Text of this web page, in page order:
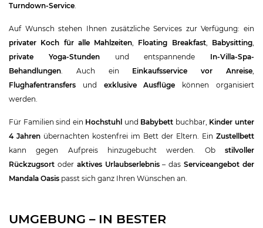
Turndown-Service
Auf Wunsch stehen Ihnen zusätzliche Services zur Verfügung: ein
privater Koch für alle Mahlzeiten
Floating Breakfast, Babysitting
private Yoga-Stundenund entspannende In-Villa-Spa-
Behandlungen . Auch ein Einkaufsservice vor Anreise
Flughafentransfers und exklusive Ausflüge können organisiert
werden.
Für Familien sind ein Hochstuhl und Babybett buchbar, Kinder unter
4 Jahren übernachten kostenfrei im Bett der Eltern. Ein Zustellbett
kann gegen Aufpreis hinzugebucht werden. Ob stilvoller
Rückzugsort oder aktives Urlaubserlebnis– dasServiceangebot der
Mandala Oasis passt sich ganz Ihren Wünschen an.
UMGEBUNG – IN BESTER